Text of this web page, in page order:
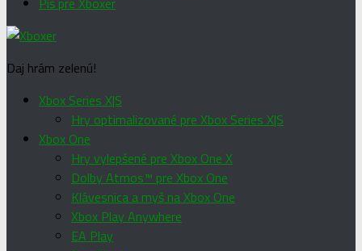
Daj hrám zelenú!
Xbox Series X|S
Hry optimalizované pre Xbox Series X|S
Xbox One
Hry vylepšené pre Xbox One X
Dolby Atmos™ pre Xbox One
Klávesnica a myš na Xbox One
Xbox Play Anywhere
EA Play